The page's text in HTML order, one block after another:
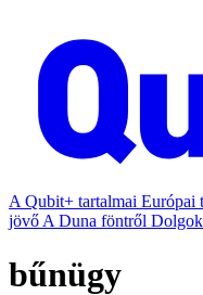
A Qubit+ tartalmai Európai
jövő A Duna föntről
bűnügy